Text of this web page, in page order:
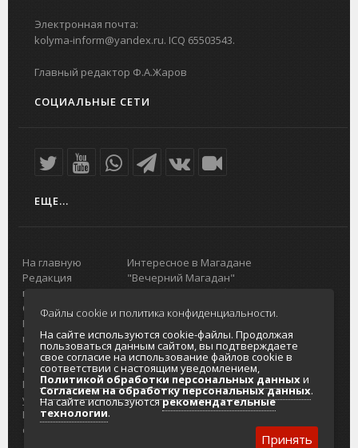
Электронная почта:
kolyma-inform@yandex.ru. ICQ 65503543.
Главный редактор Ф.А.Жаров
СОЦИАЛЬНЫЕ СЕТИ
ЕЩЕ...
На главную
Редакция
портала
О проекте
Реклама на
портале
Отзывы и
предложения
Интернет-
услуги
Разработка
сайтов
Интересное в Магадане
"Вечерний Магадан"
Городская доска объявлений
Реклама
Главный туристический портал
Колымы
Политика в отношении обработки
персональных данных
Согласие на обработку персональных
данных
Файлы cookie и политика конфиденциальности.
На сайте используются cookie-файлы. Продолжая
пользоваться данным сайтом, вы подтверждаете
свое согласие на использование файлов cookie в
соответствии с настоящим уведомлением,
Политикой обработки персональных данныхи
Согласием на обработку персональных данных.
На сайте используютсярекомендательные
технологии.
Принять